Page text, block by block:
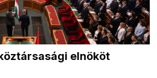
elnököt